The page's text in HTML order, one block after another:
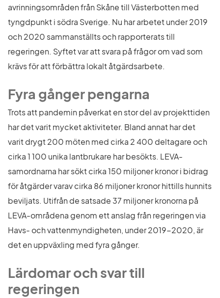
avrinningsområden från Skåne till Västerbotten med
tyngdpunkt i södra Sverige. Nu har arbetet under 2019
och 2020 sammanställts och rapporterats till
regeringen. Syftet var att svara på frågor om vad som
krävs för att förbättra lokalt åtgärdsarbete.
Fyra gånger pengarna
Trots att pandemin påverkat en stor del av projekttiden
har det varit mycket aktiviteter. Bland annat har det
varit drygt 200 möten med cirka 2 400 deltagare och
cirka 1 100 unika lantbrukare har besökts. LEVA-
samordnarna har sökt cirka 150 miljoner kronor i bidrag
för åtgärder varav cirka 86 miljoner kronor hittills hunnits
beviljats. Utifrån de satsade 37 miljoner kronorna på
LEVA-områdena genom ett anslag från regeringen via
Havs- och vattenmyndigheten, under 2019-2020, är
det en uppväxling med fyra gånger.
Lärdomar och svar till
regeringen